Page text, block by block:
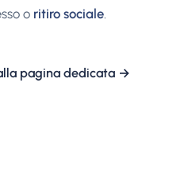
o ritiro sociale
pagina dedicata →